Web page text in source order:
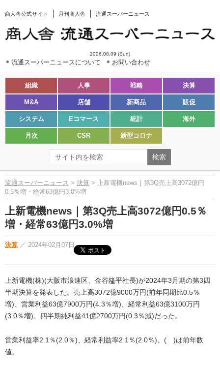
商人舎公式サイト 月刊商人舎 流通スーパーニュース
2026.08.09 (Sun)
流通スーパーニュースについて お問い合わせ
組織 人事 戦略 決算
M&A 店舗 新商品 販促
システム Eコマース 統計 海外
月次 CSR 新型コロナ
流通スーパーニュース > 決算 > 上新電機news｜第3Q売上高3072億円
0.5％増・経常63億円3.0%増
上新電機news｜第3Q売上高3072億円0.5％
増・経常63億円3.0%増
決算 ／ 2024年02月07日
上新電機(株)(大阪市浪速区、金谷隆平社長)が2024年3月期の第3四
半期決算を発表した。売上高3072億9000万円(前年同期比0.5％
増)、営業利益63億7900万円(4.3％増)、経常利益63億3100万円
(3.0％増)、四半期純利益41億2700万円(0.3％減)だった。
営業利益率2.1％(2.0％)、経常利益率2.1％(2.0％)。( )は前年数
値。